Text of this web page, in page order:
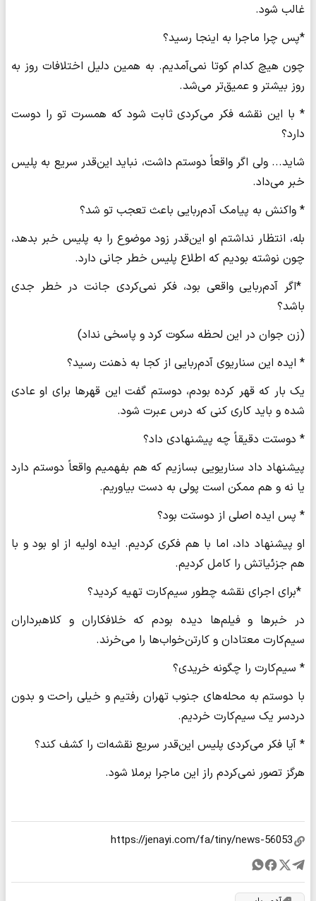
غالب شود.
*پس چرا ماجرا به اینجا رسید؟
چون هیچ کدام کوتا نمی‌آمدیم. به همین دلیل اختلافات روز به
روز بیشتر و عمیق‌تر می‌شد.
* با این نقشه فکر می‌کردی ثابت شود که همسرت تو را دوست
دارد؟
شاید... ولی اگر واقعاً دوستم داشت، نباید این‌قدر سریع به پلیس
خبر می‌داد.
* واکنش به پیامک آدم‌ربایی باعث تعجب تو شد؟
بله، انتظار نداشتم او این‌قدر زود موضوع را به پلیس خبر بدهد،
چون نوشته بودیم که اطلاع پلیس خطر جانی دارد.
*اگر آدم‌ربایی واقعی بود، فکر نمی‌کردی جانت در خطر جدی
باشد؟
(زن جوان در این لحظه سکوت کرد و پاسخی نداد)
* ایده این سناریوی آدم‌ربایی از کجا به ذهنت رسید؟
یک بار که قهر کرده بودم، دوستم گفت این قهرها برای او عادی
شده و باید کاری کنی که درس عبرت شود.
* دوستت دقیقاً چه پیشنهادی داد؟
پیشنهاد داد سناریویی بسازیم که هم بفهمیم واقعاً دوستم دارد
یا نه و هم ممکن است پولی به دست بیاوریم.
* پس ایده اصلی از دوستت بود؟
او پیشنهاد داد، اما با هم فکری کردیم. ایده اولیه از او بود و با
هم جزئیاتش را کامل کردیم.
*برای اجرای نقشه چطور سیم‌کارت تهیه کردید؟
در خبرها و فیلم‌ها دیده بودم که خلافکاران و کلاهبرداران
سیم‌کارت معتادان و کارتن‌خواب‌ها را می‌خرند.
* سیم‌کارت را چگونه خریدی؟
با دوستم به محله‌های جنوب تهران رفتیم و خیلی راحت و بدون
دردسر یک سیم‌کارت خردیم.
* آیا فکر می‌کردی پلیس این‌قدر سریع نقشه‌ات را کشف کند؟
هرگز تصور نمی‌کردم راز این ماجرا برملا شود.